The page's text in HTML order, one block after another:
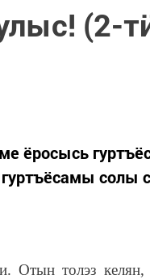
(2-
ёросысь
солы
Отын толэз